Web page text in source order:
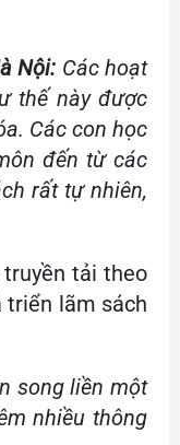
Nội: Các hoạt
thế này được
Các con học
đến từ các
rất tự nhiên,
truyền tải theo
triển lãm sách
song liền một
nhiều thông